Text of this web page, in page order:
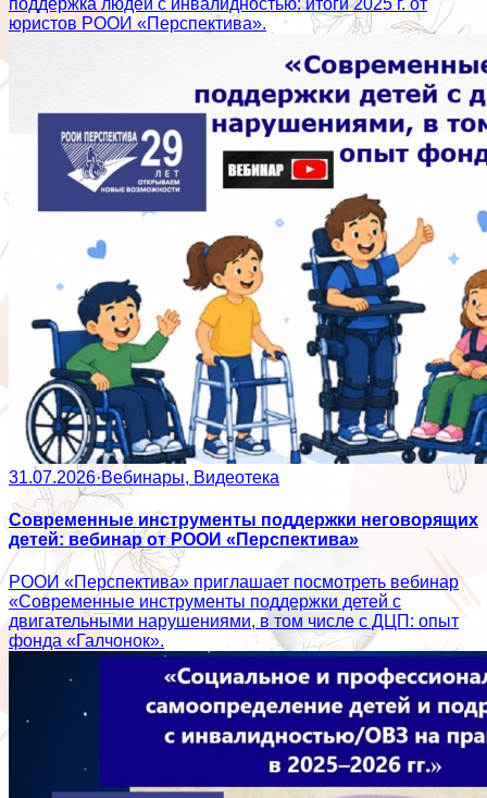
юристов РООИ «Перспектива».
31.07.2026·Вебинары, Видеотека
Современные инструменты поддержки неговорящих
детей: вебинар от РООИ «Перспектива»
РООИ «Перспектива» приглашает посмотреть вебинар
«Современные инструменты поддержки детей с
двигательными нарушениями, в том числе с ДЦП: опыт
фонда «Галчонок».